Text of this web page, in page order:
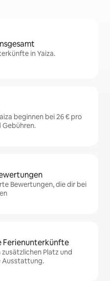
in Yaiza.
beginnen bei 26 € pro
Gebühren.
Bewertungen, die dir bei
Ferienunterkünfte
Platz und
Ausstattung.